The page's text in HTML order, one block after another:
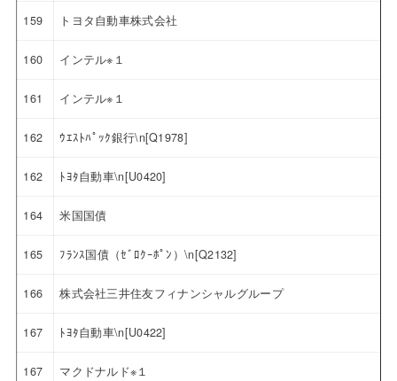
159 トヨタ自動車株式会社
160 インテル※１
161 インテル※１
162 ｳｴｽﾄﾊﾟｯｸ銀行\n[Q1978]
162 ﾄﾖﾀ自動車\n[U0420]
164 米国国債
165 ﾌﾗﾝｽ国債（ｾﾞﾛｸｰﾎﾟﾝ）\n[Q2132]
166 株式会社三井住友フィナンシャルグループ
167 ﾄﾖﾀ自動車\n[U0422]
167 マクドナルド※１